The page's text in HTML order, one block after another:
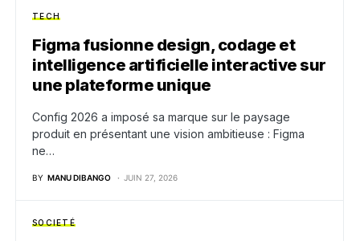
TECH
Figma fusionne design, codage et
intelligence artificielle interactive sur
une plateforme unique
Config 2026 a imposé sa marque sur le paysage
produit en présentant une vision ambitieuse : Figma
ne…
BY MANU DIBANGO JUIN 27, 2026
SOCIETÉ